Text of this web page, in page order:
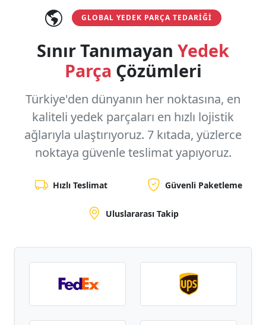
GLOBAL YEDEK PARÇA TEDARIĞI
Sınır Tanımayan Yedek
Parça Çözümleri
Türkiye'den dünyanın her noktasına, en
kaliteli yedek parçaları en hızlı lojistik
ağlarıyla ulaştırıyoruz. 7 kıtada, yüzlerce
noktaya güvenle teslimat yapıyoruz.
Hızlı Teslimat Güvenli Paketleme
Uluslararası Takip